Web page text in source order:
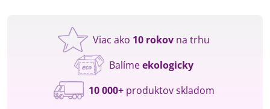
Viac ako 10 rokov na trhu
Balímeekologicky
10 000+produktov skladom